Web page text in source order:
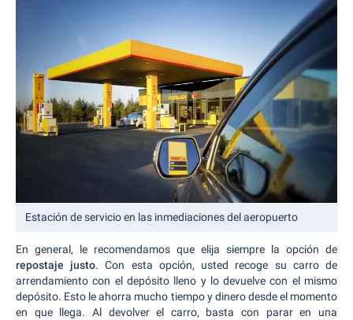
Estación de servicio en las inmediaciones del aeropuerto
En general, le recomendamos que elija siempre la opción de
repostaje justo. Con esta opción, usted recoge su carro de
arrendamiento con el depósito lleno y lo devuelve con el mismo
depósito. Esto le ahorra mucho tiempo y dinero desde el momento
en que llega. Al devolver el carro, basta con parar en una